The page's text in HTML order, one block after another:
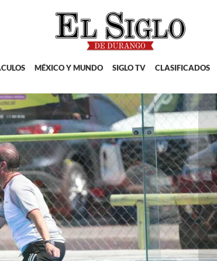
MÉXICO Y MUNDO SIGLO TV CLASIFICADOS